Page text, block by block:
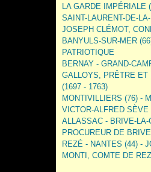
LA GARDE IMPÉRIALE
SAINT-LAURENT-DE-
JOSEPH CLÉMOT,
BANYULS-SUR-MER
PATRIOTIQUE
BERNAY - GRAND-
GALLOYS, PRÊTRE ET
(1697 - 1763)
MONTIVILLIERS (76) -
VICTOR-ALFRED SÈVE
ALLASSAC - BRIVE-
PROCUREUR DE
REZÉ - NANTES (44) -
MONTI, COMTE DE